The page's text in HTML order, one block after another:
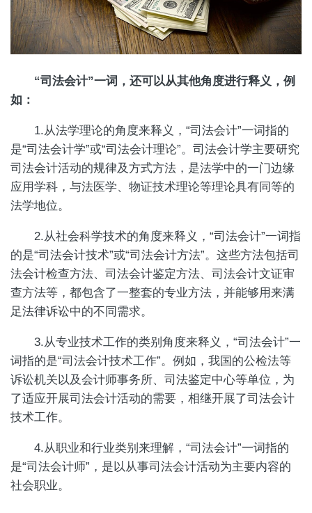
“司法会计”一词，还可以从其他角度进行释义，例
如：
1.从法学理论的角度来释义，“司法会计”一词指的
是“司法会计学”或“司法会计理论”。司法会计学主要研究
司法会计活动的规律及方式方法，是法学中的一门边缘
应用学科，与法医学、物证技术理论等理论具有同等的
法学地位。
2.从社会科学技术的角度来释义，“司法会计”一词指
的是“司法会计技术”或“司法会计方法”。这些方法包括司
法会计检查方法、司法会计鉴定方法、司法会计文证审
查方法等，都包含了一整套的专业方法，并能够用来满
足法律诉讼中的不同需求。
3.从专业技术工作的类别角度来释义，“司法会计”一
词指的是“司法会计技术工作”。例如，我国的公检法等
诉讼机关以及会计师事务所、司法鉴定中心等单位，为
了适应开展司法会计活动的需要，相继开展了司法会计
技术工作。
4.从职业和行业类别来理解，“司法会计”一词指的
是“司法会计师”，是以从事司法会计活动为主要内容的
社会职业。